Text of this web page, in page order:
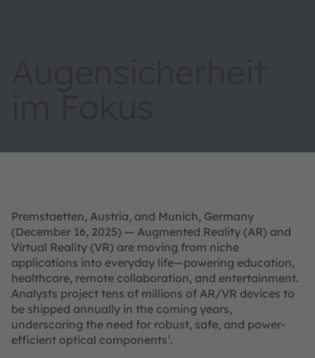
Premstaetten, Austria, and Munich, Germany
(December 16, 2025) — Augmented Reality (AR) and
Virtual Reality (VR) are moving from niche
applications into everyday life—powering education,
healthcare, remote collaboration, and entertainment.
Analysts project tens of millions of AR/VR devices to
be shipped annually in the coming years,
underscoring the need for robust, safe, and power-
efficient optical components¹.